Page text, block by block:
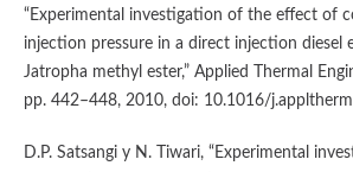
“Experimental investigation of the effect of
injection pressure in a direct injection diesel
Jatropha methyl ester,” Applied Thermal
pp. 442–448, 2010, doi: 10.1016/
D.P. Satsangi y N. Tiwari, “Experimental